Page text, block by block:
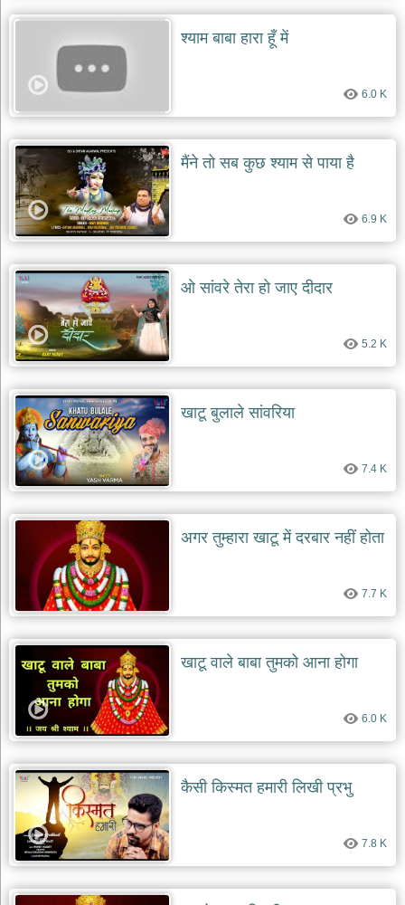
श्याम बाबा हारा हूँ में
6.0 K
मैंने तो सब कुछ श्याम से पाया है
6.9 K
ओ सांवरे तेरा हो जाए दीदार
5.2 K
खाटू बुलाले सांवरिया
7.4 K
अगर तुम्हारा खाटू में दरबार नहीं होता
7.7 K
खाटू वाले बाबा तुमको आना होगा
6.0 K
कैसी किस्मत हमारी लिखी प्रभु
7.8 K